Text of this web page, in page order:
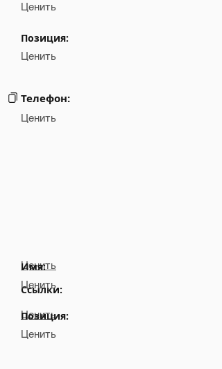
Ценить
Позиция:
Ценить
Телефон:
Ценить
Ценить
Ссылки:
Ценить
Имя:
Ценить
Позиция:
Ценить